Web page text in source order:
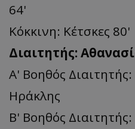
64'
Κόκκινη: Κέτσκες 80'
Διαιτητής:
Α' Βοηθός
Ηράκλης
Β' Βοηθός